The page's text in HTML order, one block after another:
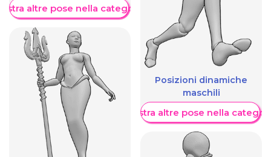
altre pose nella categoria
Posizioni dinamiche
maschili
Mostra altre pose nella